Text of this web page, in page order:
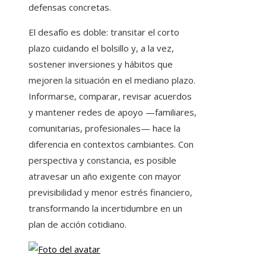
defensas concretas.
El desafío es doble: transitar el corto
plazo cuidando el bolsillo y, a la vez,
sostener inversiones y hábitos que
mejoren la situación en el mediano plazo.
Informarse, comparar, revisar acuerdos
y mantener redes de apoyo —familiares,
comunitarias, profesionales— hace la
diferencia en contextos cambiantes. Con
perspectiva y constancia, es posible
atravesar un año exigente con mayor
previsibilidad y menor estrés financiero,
transformando la incertidumbre en un
plan de acción cotidiano.